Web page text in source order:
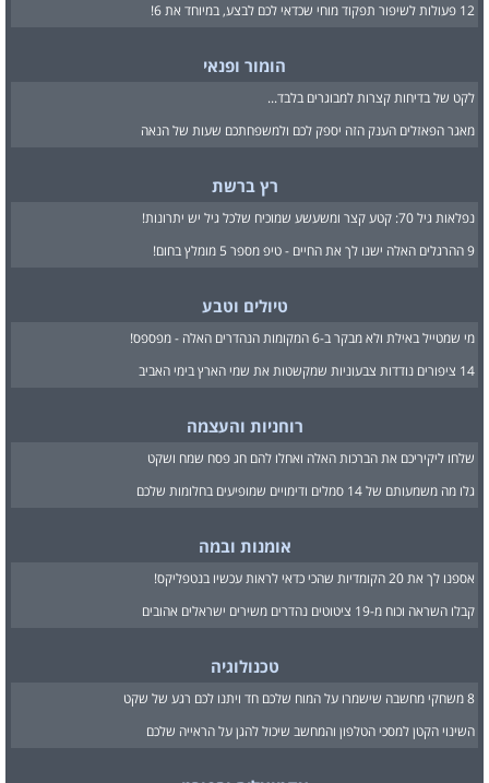
12 פעולות לשיפור תפקוד מוחי שכדאי לכם לבצע, במיוחד את 6!
הומור ופנאי
לקט של בדיחות קצרות למבוגרים בלבד...
מאגר הפאזלים הענק הזה יספק לכם ולמשפחתכם שעות של הנאה
רץ ברשת
נפלאות גיל 70: קטע קצר ומשעשע שמוכיח שלכל גיל יש יתרונות!
9 ההרגלים האלה ישנו לך את החיים - טיפ מספר 5 מומלץ בחום!
טיולים וטבע
מי שמטייל באילת ולא מבקר ב-6 המקומות הנהדרים האלה - מפספס!
14 ציפורים נודדות צבעוניות שמקשטות את שמי הארץ בימי האביב
רוחניות והעצמה
שלחו ליקיריכם את הברכות האלה ואחלו להם חג פסח שמח ושקט
גלו מה משמעותם של 14 סמלים ודימויים שמופיעים בחלומות שלכם
אומנות ובמה
אספנו לך את 20 הקומדיות שהכי כדאי לראות עכשיו בנטפליקס!
קבלו השראה וכוח מ-19 ציטוטים נהדרים משירים ישראלים אהובים
טכנולוגיה
8 משחקי מחשבה שישמרו על המוח שלכם חד ויתנו לכם רגע של שקט
השינוי הקטן למסכי הטלפון והמחשב שיכול להגן על הראייה שלכם